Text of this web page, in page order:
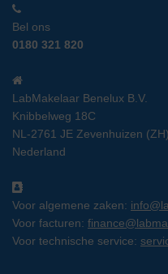
Bel ons
0180 321 820
LabMakelaar Benelux B.V.
Knibbelweg 18C
NL-2761 JE Zevenhuizen (ZH)
Nederland
Voor algemene zaken:
Voor facturen:
Voor technische service: